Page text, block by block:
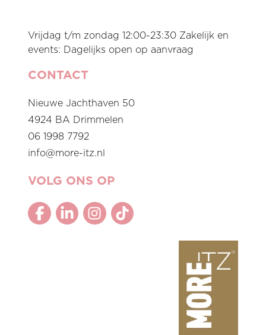
Vrijdag t/m zondag 12:00-23:30 Zakelijk en
events: Dagelijks open op aanvraag
CONTACT
Nieuwe Jachthaven 50
4924 BA Drimmelen
06 1998 7792
info@more-itz.nl
VOLG ONS OP